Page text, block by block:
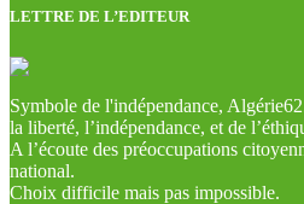
LETTRE DE L’EDITEUR
Symbole de l'indépendance,
la liberté, l’indépendance, et de
A l’écoute des préoccupations
national.
Choix difficile mais pas impossible.